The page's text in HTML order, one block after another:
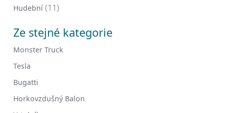
Hudební (11)
Ze stejné kategorie
Monster Truck
Tesla
Bugatti
Horkovzdušný Balon